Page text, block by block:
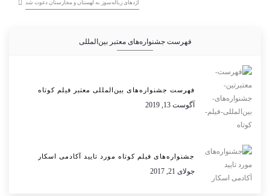
اژدهای زباله‌سوز به لهستان و مجارستان دعوت شد
فهرست جشنواره‌های معتبر بین‌المللی
فهرست جشنواره‌های بین‌المللی معتبر فیلم کوتاه
آگوست 13, 2019
جشنواره‌های فیلم کوتاه مورد تایید آکادمی اسکار
جولای 21, 2017